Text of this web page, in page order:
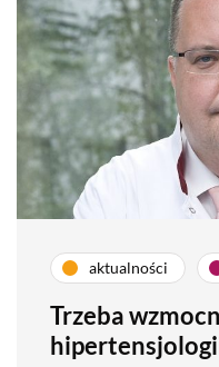
aktualności
Trzeba